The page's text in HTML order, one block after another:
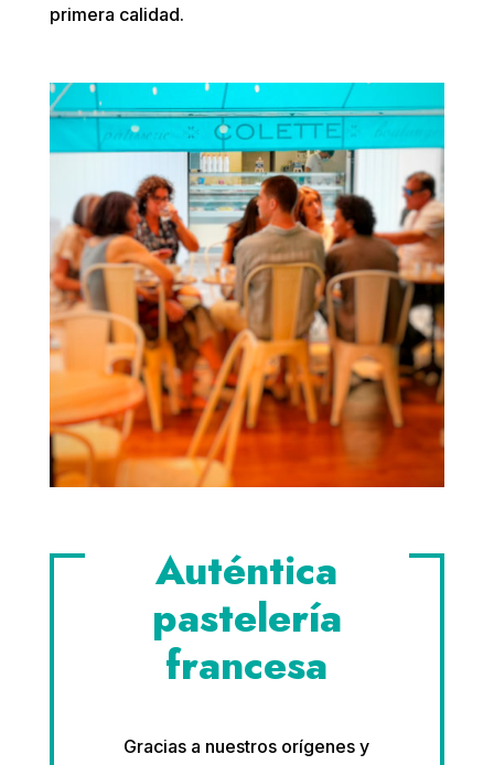
primera calidad.
Auténtica
pastelería
francesa
Gracias a nuestros orígenes y